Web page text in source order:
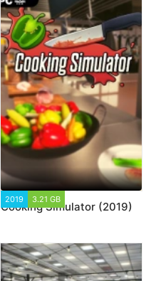
2019 3.21 GB
Cooking Simulator (2019)